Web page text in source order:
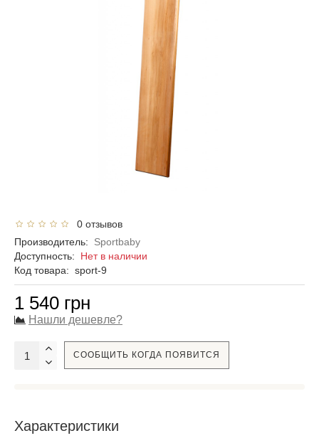
0 отзывов
Производитель:
Sportbaby
Доступность: Нет в наличии
Код товара: sport-9
1 540 грн
Нашли дешевле?
СООБЩИТЬ КОГДА ПОЯВИТСЯ
Характеристики